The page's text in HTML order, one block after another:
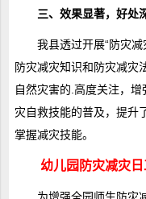
三、效果显著，好处
我县透过开展“防灾
防灾减灾知识和防灾减灾
自然灾害的.高度关注，
灾自救技能的普及，提升
掌握减灾技能。
幼儿园防灾减灾